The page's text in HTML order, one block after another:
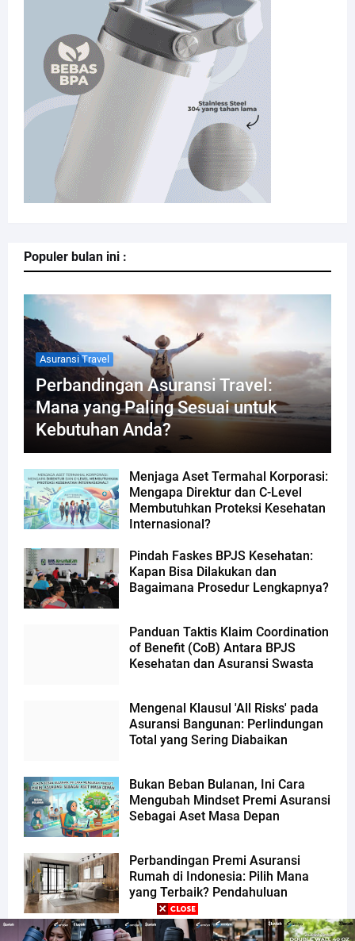
Populer bulan ini :
Asuransi Travel
Perbandingan Asuransi Travel:
Mana yang Paling Sesuai untuk
Kebutuhan Anda?
Menjaga Aset Termahal Korporasi:
Mengapa Direktur dan C-Level
Membutuhkan Proteksi Kesehatan
Internasional?
Pindah Faskes BPJS Kesehatan:
Kapan Bisa Dilakukan dan
Bagaimana Prosedur Lengkapnya?
Panduan Taktis Klaim Coordination
of Benefit (CoB) Antara BPJS
Kesehatan dan Asuransi Swasta
Mengenal Klausul 'All Risks' pada
Asuransi Bangunan: Perlindungan
Total yang Sering Diabaikan
Bukan Beban Bulanan, Ini Cara
Mengubah Mindset Premi Asuransi
Sebagai Aset Masa Depan
Perbandingan Premi Asuransi
Rumah di Indonesia: Pilih Mana
yang Terbaik? Pendahuluan